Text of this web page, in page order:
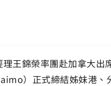
王錦榮率團赴加拿大
）正式締結姊妹港